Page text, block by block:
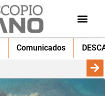
Comunicados